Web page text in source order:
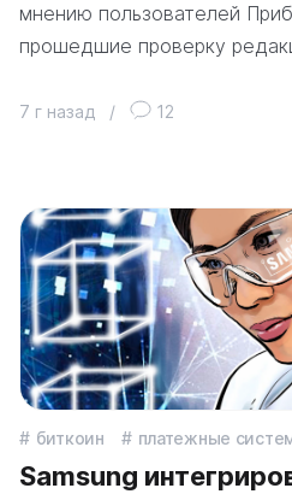
мнению пользователей
прошедшие проверку
7 г назад / 12
биткоин платежные
Samsung